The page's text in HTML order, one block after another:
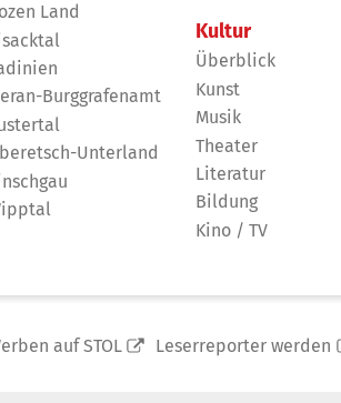
Land
Burggrafenamt
Unterland
Kultur
Überblick
Kunst
Musik
Theater
Literatur
Bildung
Kino / TV
auf STOL Leserreporter werden